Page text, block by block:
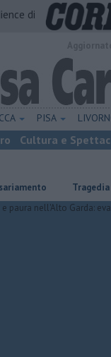
di
PISA
Cultura e
Tragedia sulle